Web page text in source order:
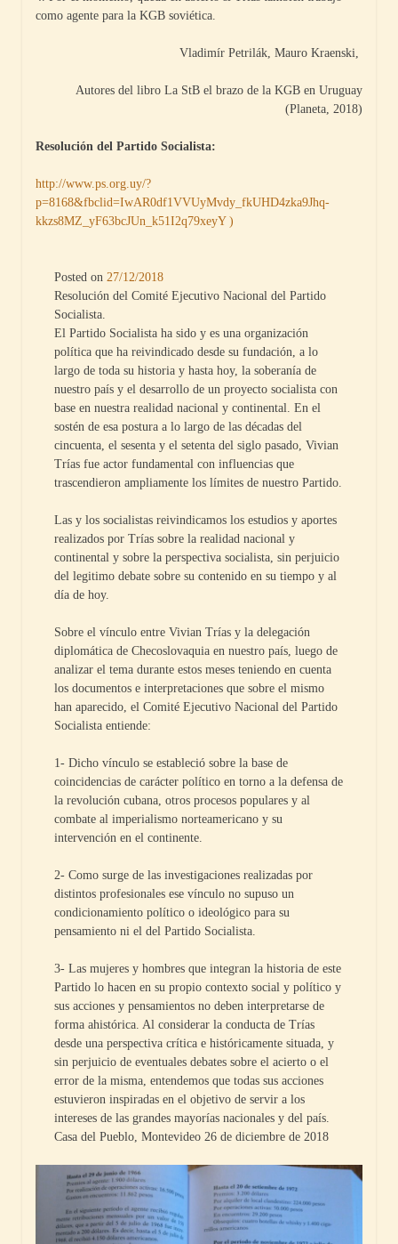
como agente para la KGB soviética.
Vladimír Petrilák, Mauro Kraenski,
Autores del libro La StB el brazo de la KGB en Uruguay
(Planeta, 2018)
Resolución del Partido Socialista:
http://www.ps.org.uy/?
p=8168&fbclid=IwAR0df1VVUyMvdy_fkUHD4zka9Jhq-
kkzs8MZ_yF63bcJUn_k51I2q79xeyY )
Posted on 27/12/2018
Resolución del Comité Ejecutivo Nacional del Partido
Socialista.
El Partido Socialista ha sido y es una organización
política que ha reivindicado desde su fundación, a lo
largo de toda su historia y hasta hoy, la soberanía de
nuestro país y el desarrollo de un proyecto socialista con
base en nuestra realidad nacional y continental. En el
sostén de esa postura a lo largo de las décadas del
cincuenta, el sesenta y el setenta del siglo pasado, Vivian
Trías fue actor fundamental con influencias que
trascendieron ampliamente los límites de nuestro Partido.
Las y los socialistas reivindicamos los estudios y aportes
realizados por Trías sobre la realidad nacional y
continental y sobre la perspectiva socialista, sin perjuicio
del legitimo debate sobre su contenido en su tiempo y al
día de hoy.
Sobre el vínculo entre Vivian Trías y la delegación
diplomática de Checoslovaquia en nuestro país, luego de
analizar el tema durante estos meses teniendo en cuenta
los documentos e interpretaciones que sobre el mismo
han aparecido, el Comité Ejecutivo Nacional del Partido
Socialista entiende:
1- Dicho vínculo se estableció sobre la base de
coincidencias de carácter político en torno a la defensa de
la revolución cubana, otros procesos populares y al
combate al imperialismo norteamericano y su
intervención en el continente.
2- Como surge de las investigaciones realizadas por
distintos profesionales ese vínculo no supuso un
condicionamiento político o ideológico para su
pensamiento ni el del Partido Socialista.
3- Las mujeres y hombres que integran la historia de este
Partido lo hacen en su propio contexto social y político y
sus acciones y pensamientos no deben interpretarse de
forma ahistórica. Al considerar la conducta de Trías
desde una perspectiva crítica e históricamente situada, y
sin perjuicio de eventuales debates sobre el acierto o el
error de la misma, entendemos que todas sus acciones
estuvieron inspiradas en el objetivo de servir a los
intereses de las grandes mayorías nacionales y del país.
Casa del Pueblo, Montevideo 26 de diciembre de 2018